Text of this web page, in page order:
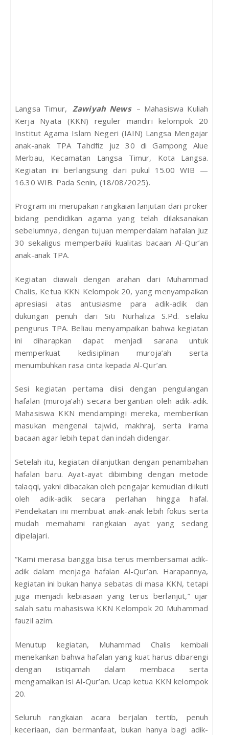
Langsa Timur, Zawiyah News
– Mahasiswa Kuliah
Kerja Nyata (KKN) reguler mandiri kelompok 20
Institut Agama Islam Negeri (IAIN) Langsa Mengajar
anak-anak TPA Tahdfiz juz 30 di Gampong Alue
Merbau, Kecamatan Langsa Timur, Kota Langsa.
Kegiatan ini berlangsung dari pukul 15.00 WIB —
16.30 WIB. Pada Senin, (18/08/2025).
Program ini merupakan rangkaian lanjutan dari proker
bidang pendidikan agama yang telah dilaksanakan
sebelumnya, dengan tujuan memperdalam hafalan Juz
30 sekaligus memperbaiki kualitas bacaan Al-Qur’an
anak-anak TPA.
Kegiatan diawali dengan arahan dari Muhammad
Chalis, Ketua KKN Kelompok 20, yang menyampaikan
apresiasi atas antusiasme para adik-adik dan
dukungan penuh dari Siti Nurhaliza S.Pd. selaku
pengurus TPA. Beliau menyampaikan bahwa kegiatan
ini diharapkan dapat menjadi sarana untuk
memperkuat kedisiplinan muroja’ah serta
menumbuhkan rasa cinta kepada Al-Qur’an.
Sesi kegiatan pertama diisi dengan pengulangan
hafalan (muroja’ah) secara bergantian oleh adik-adik.
Mahasiswa KKN mendampingi mereka, memberikan
masukan mengenai tajwid, makhraj, serta irama
bacaan agar lebih tepat dan indah didengar.
Setelah itu, kegiatan dilanjutkan dengan penambahan
hafalan baru. Ayat-ayat dibimbing dengan metode
talaqqi, yakni dibacakan oleh pengajar kemudian diikuti
oleh adik-adik secara perlahan hingga hafal.
Pendekatan ini membuat anak-anak lebih fokus serta
mudah memahami rangkaian ayat yang sedang
dipelajari.
“Kami merasa bangga bisa terus membersamai adik-
adik dalam menjaga hafalan Al-Qur’an. Harapannya,
kegiatan ini bukan hanya sebatas di masa KKN, tetapi
juga menjadi kebiasaan yang terus berlanjut,” ujar
salah satu mahasiswa KKN Kelompok 20 Muhammad
fauzil azim.
Menutup kegiatan, Muhammad Chalis kembali
menekankan bahwa hafalan yang kuat harus dibarengi
dengan istiqamah dalam membaca serta
mengamalkan isi Al-Qur’an. Ucap ketua KKN kelompok
20.
Seluruh rangkaian acara berjalan tertib, penuh
keceriaan, dan bermanfaat, bukan hanya bagi adik-